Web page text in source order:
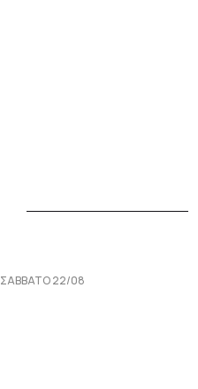
ΣΆΒΒΑΤΟ 22/08